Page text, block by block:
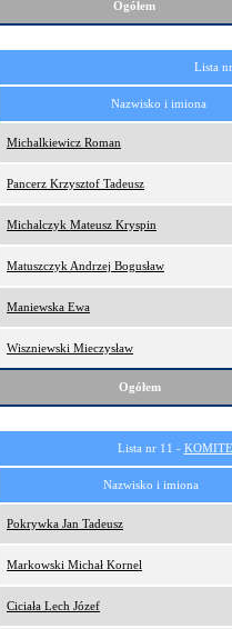
Ogółem
Lista
Nazwisko i imiona
Michalkiewicz Roman
Pancerz Krzysztof Tadeusz
Michalczyk Mateusz Kryspin
Matuszczyk Andrzej Bogusław
Maniewska Ewa
Wiszniewski Mieczysław
Ogółem
Lista nr 11 -
Nazwisko i imiona
Pokrywka Jan Tadeusz
Markowski Michał Kornel
Ciciała Lech Józef